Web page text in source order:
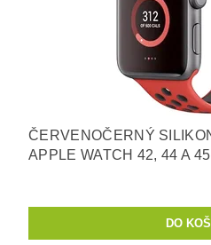
ČERVENOČERNÝ
APPLE WATCH 42, 44 A 45